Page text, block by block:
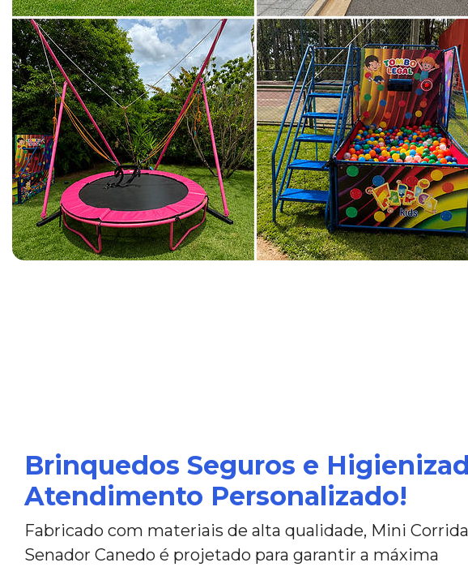
Brinquedos Seguros e
Atendimento Personalizado!
Fabricado com materiais de alta qualidade, Mini
Senador Canedo é projetado para garantir a máxima